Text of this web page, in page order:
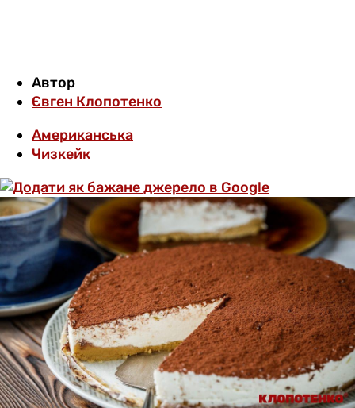
Автор
Євген Клопотенко
Американська
Чизкейк